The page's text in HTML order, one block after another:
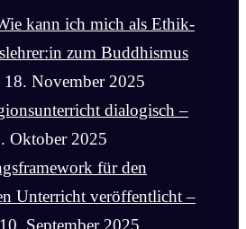
kann ich mich als Ethik-
zum Buddhismus
18. November 2025
dialogisch –
Oktober 2025
für den
Unterricht veröffentlicht –
10. September 2025